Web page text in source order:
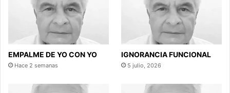
EMPALME DE YO CON YO
Hace 2 semanas
IGNORANCIA FUNCIONAL
5 julio, 2026